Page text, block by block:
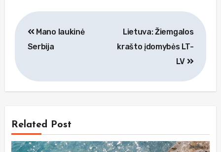
Navigacija
tarp
įrašų
Mano laukinė
Serbija
Lietuva: Žiemgalos
krašto įdomybės LT-
LV
Related Post